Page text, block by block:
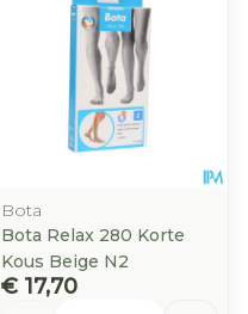
Bota
Bota Relax 280 Korte
Kous Beige N2
€ 17,70